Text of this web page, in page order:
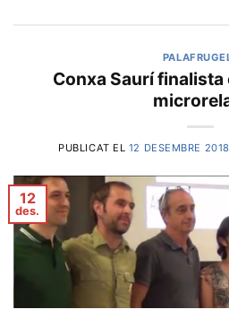
Conxa Saurí finalista
PUBLICAT EL 12 DESEMBRE 2018
12
des.